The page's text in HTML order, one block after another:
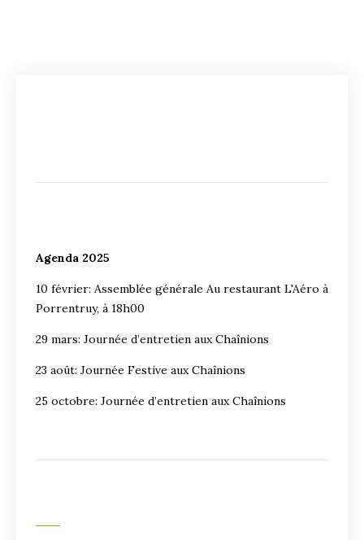
Agenda 2025
10 février: Assemblée générale Au restaurant L'Aéro à
Porrentruy, à 18h00
29 mars: Journée d’entretien aux Chaînions
23 août: Journée Festive aux Chaînions
25 octobre: Journée d’entretien aux Chaînions